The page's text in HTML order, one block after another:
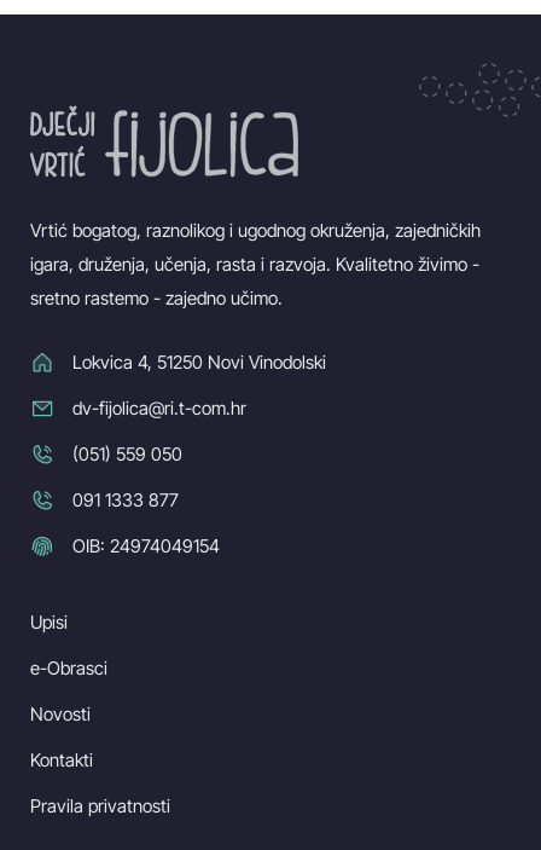
Vrtić bogatog, raznolikog i ugodnog okruženja, zajedničkih
igara, druženja, učenja, rasta i razvoja. Kvalitetno živimo -
sretno rastemo - zajedno učimo.
Lokvica 4, 51250 Novi Vinodolski
dv-fijolica@ri.t-com.hr
(051) 559 050
091 1333 877
OIB: 24974049154
Upisi
e-Obrasci
Novosti
Kontakti
Pravila privatnosti